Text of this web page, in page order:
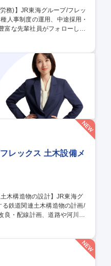
協働が発生するため、コミ
プ/フレックス/手当充実◎
レックス 土木設備メ
、施工計画検討、BIM/CIMモ
補修設計まで幅広い経験を
フレックス